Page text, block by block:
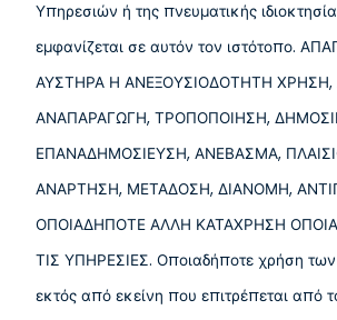
Υπηρεσιών ή της πνευματικής
εμφανίζεται σε αυτόν τον ιστότοπο.
ΑΥΣΤΗΡΑ Η ΑΝΕΞΟΥΣΙΟΔΟΤΗΤΗ ΧΡΗΣΗ,
ΑΝΑΠΑΡΑΓΩΓΗ, ΤΡΟΠΟΠΟΙΗΣΗ,
ΕΠΑΝΑΔΗΜΟΣΙΕΥΣΗ, ΑΝΕΒΑΣΜΑ,
ΑΝΑΡΤΗΣΗ, ΜΕΤΑΔΟΣΗ, ΔΙΑΝΟΜΗ,
ΟΠΟΙΑΔΗΠΟΤΕ ΑΛΛΗ ΚΑΤΑΧΡΗΣΗ
ΤΙΣ ΥΠΗΡΕΣΙΕΣ. Οποιαδήποτε χρήση
εκτός από εκείνη που επιτρέπεται από